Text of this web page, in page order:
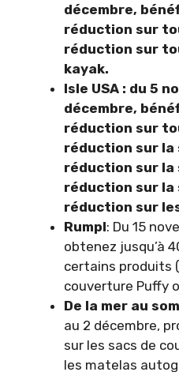
décembre,
réduction sur
réduction sur
kayak.
Isle USA : du 5
décembre,
réduction sur
réduction sur la
réduction sur la
réduction sur la
réduction sur
Rumpl: Du 15
obtenez jusqu’à
certains produits
couverture Puffy
De la mer au
au 2 décembre,
sur les sacs de
les matelas